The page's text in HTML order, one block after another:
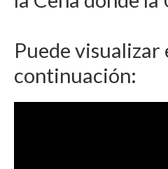
Puede visualizar
continuación: